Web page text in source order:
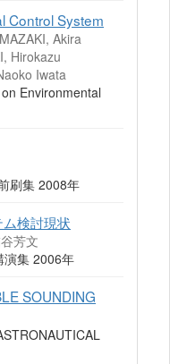
Control System
Akira
Hirokazu
Iwata
Environmental
刷集 2008年
検討現状
芳文
演集 2006年
SOUNDING